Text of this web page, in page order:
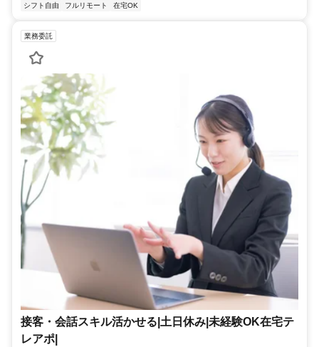
シフト自由 フルリモート 在宅OK
業務委託
接客・会話スキル活かせる|土日休み|未経験OK在宅テ
レアポ|